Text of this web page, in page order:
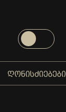
ᲦᲝᲜᲘᲡᲫᲘᲔᲑᲔᲑᲘ